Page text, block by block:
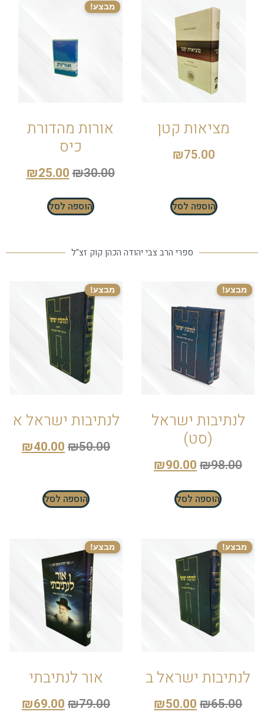
מציאות קטן
₪75.00
הוספה לסל
אורות מהדורת
כיס
₪30.00
₪25.00
מבצע!
הוספה לסל
ספרי הרב צבי יהודה הכהן קוק זצ"ל
לנתיבות ישראל
(סט)
₪98.00
₪90.00
מבצע!
הוספה לסל
לנתיבות ישראל א
₪50.00
₪40.00
מבצע!
הוספה לסל
לנתיבות ישראל ב
₪65.00
₪50.00
מבצע!
אור לנתיבתי
₪79.00
₪69.00
מבצע!